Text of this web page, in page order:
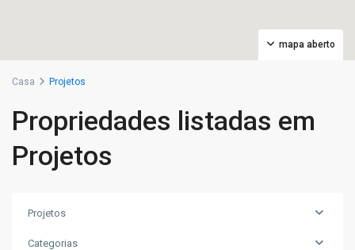
mapa aberto
Casa Projetos
Propriedades listadas em
Projetos
Projetos
Categorias